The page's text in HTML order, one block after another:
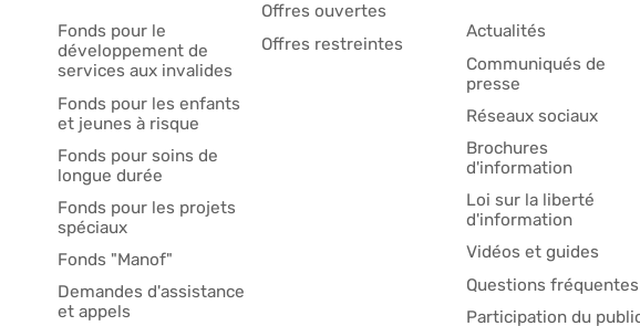
Actualités
Communiqués de
presse
Réseaux sociaux
Brochures
d'information
Loi sur la liberté
d'information
Vidéos et guides
Questions fréquentes
Participation du
Offres ouvertes
Offres restreintes
Fonds pour le
développement de
services aux invalides
Fonds pour les enfants
et jeunes à risque
Fonds pour soins de
longue durée
Fonds pour les projets
spéciaux
Fonds "Manof"
Demandes d'assistance
et appels